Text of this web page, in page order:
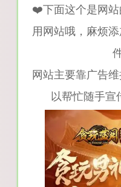
❤️下面这个是网
用网站哦，麻烦
网站主要靠广告
以帮忙随手宣